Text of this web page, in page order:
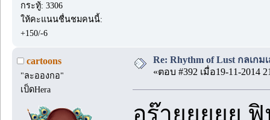
กระทู้: 3306
ให้คะแนนชื่นชมคนนี้:
+150/-6
cartoons
"ละอองกอ"
เป็ดHera
Re: Rhythm of Lust กลเกม
«ตอบ #392 เมื่อ19-11-2014
อร๊ายยยยย